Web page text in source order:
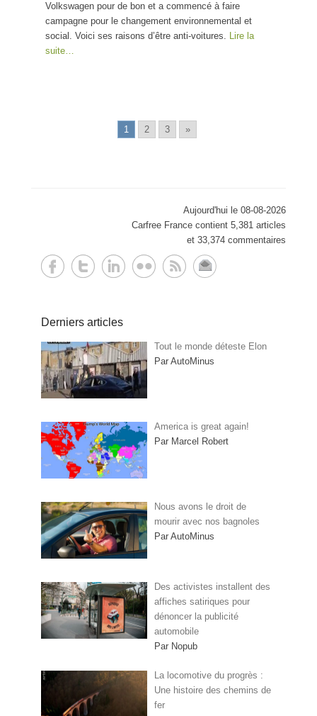
Volkswagen pour de bon et a commencé à faire
campagne pour le changement environnemental et
social. Voici ses raisons d’être anti-voitures. Lire la
suite…
1 2 3 »
Aujourd'hui le 08-08-2026
Carfree France contient 5,381 articles
et 33,374 commentaires
Derniers articles
Tout le monde déteste Elon
Par AutoMinus
America is great again!
Par Marcel Robert
Nous avons le droit de
mourir avec nos bagnoles
Par AutoMinus
Des activistes installent des
affiches satiriques pour
dénoncer la publicité
automobile
Par Nopub
La locomotive du progrès :
Une histoire des chemins de
fer